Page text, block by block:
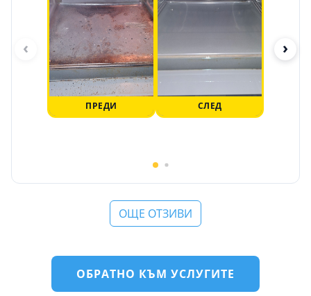
ПРЕДИ СЛЕД
‹ ›
ОЩЕ ОТЗИВИ
ОБРАТНО КЪМ УСЛУГИТЕ